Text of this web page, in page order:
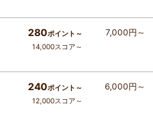
280ポイント～
14,000スコア～
7,000円～
240ポイント～
12,000スコア～
6,000円～